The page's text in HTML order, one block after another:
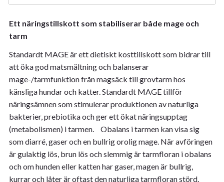
Ett näringstillskott som stabiliserar både mage och
tarm
Standardt MAGE är ett dietiskt kosttillskott som bidrar till
att öka god matsmältning och balanserar
mage-/tarmfunktion från magsäck till grovtarm hos
känsliga hundar och katter. Standardt MAGE tillför
näringsämnen som stimulerar produktionen av naturliga
bakterier, prebiotika och ger ett ökat näringsupptag
(metabolismen) i tarmen. Obalans i tarmen kan visa sig
som diarré, gaser och en bullrig orolig mage. När avföringen
är gulaktig lös, brun lös och slemmig är tarmfloran i obalans
och om hunden eller katten har gaser, magen är bullrig,
kurrar och låter är oftast den naturliga tarmfloran störd.